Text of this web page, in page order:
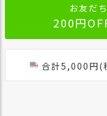
お友だ
200円
合計5,000円(